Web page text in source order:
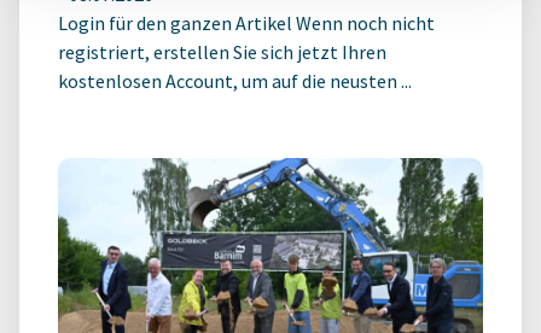
Login für den ganzen Artikel Wenn noch nicht
registriert, erstellen Sie sich jetzt Ihren
kostenlosen Account, um auf die neusten ...